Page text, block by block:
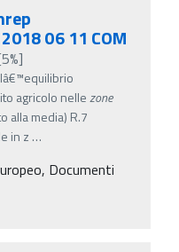
06 11 COM
agricolo nellezone
alla media) R.7
in z …
Documenti